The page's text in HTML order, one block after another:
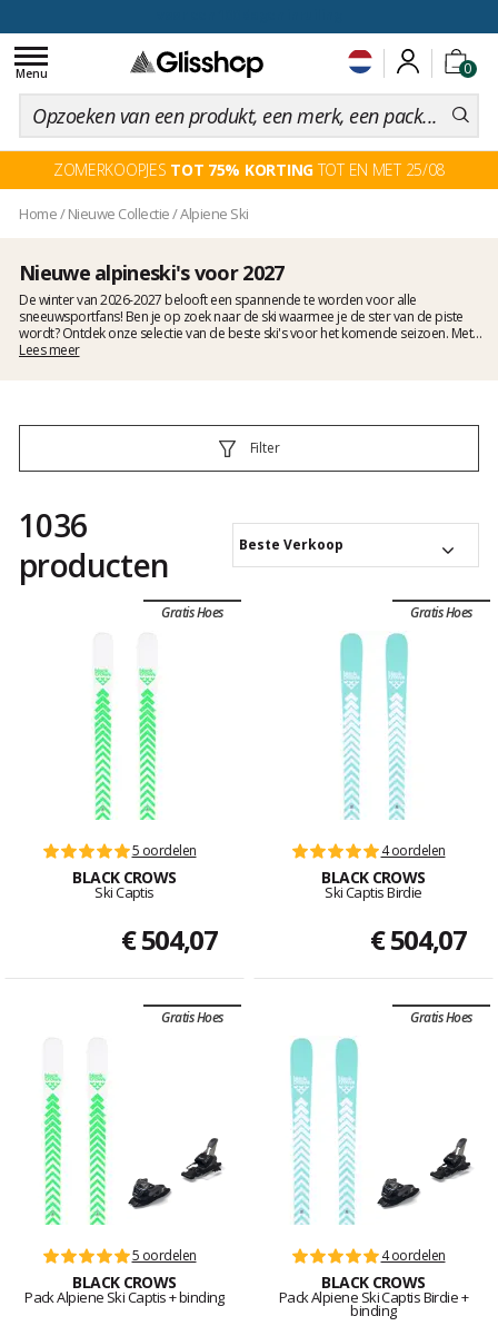
0
Toggle
navigation
Menu
ZOMERKOOPJES TOT 75% KORTINGTOT EN MET 25/08
Home/ Nieuwe Collectie/Alpiene Ski
Nieuwe alpineski's voor 2027
De winter van 2026-2027 belooft een spannende te worden voor alle
sneeuwsportfans! Ben je op zoek naar de ski waarmee je de ster van de piste
wordt? Ontdek onze selectie van de beste ski's voor het komende seizoen. Met
baanbrekende technologische innovaties en adembenemende designs vind je
Lees meer
Filter
1036
producten
Beste Verkoop
Gratis Hoes
5 oordelen
BLACK CROWS
Ski Captis
€ 504,07
Gratis Hoes
4 oordelen
BLACK CROWS
Ski Captis Birdie
€ 504,07
Gratis Hoes
5 oordelen
BLACK CROWS
Pack Alpiene Ski Captis + binding
Gratis Hoes
4 oordelen
BLACK CROWS
Pack Alpiene Ski Captis Birdie +
binding